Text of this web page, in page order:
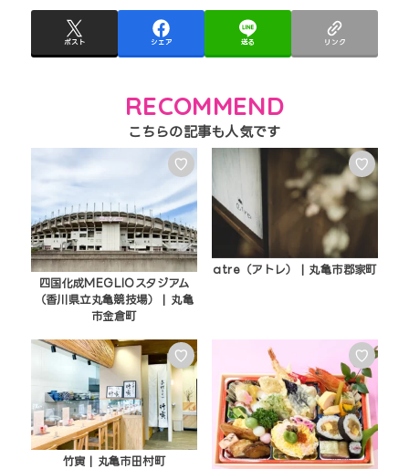
ポスト シェア 送る リンク
RECOMMEND
♡
四国化成MEGLIOスタジアム
（香川県立丸亀競技場） | 丸亀
市金倉町
♡
atre（アトレ） | 丸亀市郡家町
♡
竹寅 | 丸亀市田村町
♡